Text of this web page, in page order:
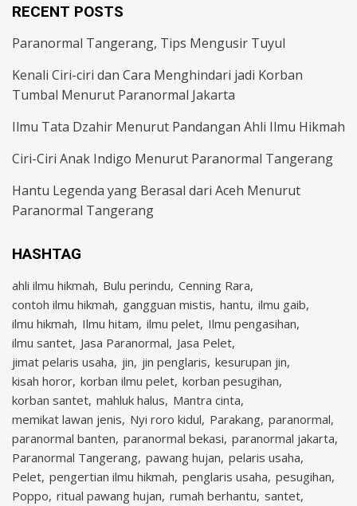
RECENT POSTS
Paranormal Tangerang, Tips Mengusir Tuyul
Kenali Ciri-ciri dan Cara Menghindari jadi Korban
Tumbal Menurut Paranormal Jakarta
Ilmu Tata Dzahir Menurut Pandangan Ahli Ilmu Hikmah
Ciri-Ciri Anak Indigo Menurut Paranormal Tangerang
Hantu Legenda yang Berasal dari Aceh Menurut
Paranormal Tangerang
HASHTAG
ahli ilmu hikmah Bulu perindu Cenning Rara
contoh ilmu hikmah gangguan mistis hantu ilmu gaib
ilmu hikmah Ilmu hitam ilmu pelet Ilmu pengasihan
ilmu santet Jasa Paranormal Jasa Pelet
jimat pelaris usaha jin jin penglaris kesurupan jin
kisah horor korban ilmu pelet korban pesugihan
korban santet mahluk halus Mantra cinta
memikat lawan jenis Nyi roro kidul Parakang paranormal
paranormal banten paranormal bekasi paranormal jakarta
Paranormal Tangerang pawang hujan pelaris usaha
Pelet pengertian ilmu hikmah penglaris usaha pesugihan
Poppo ritual pawang hujan rumah berhantu santet